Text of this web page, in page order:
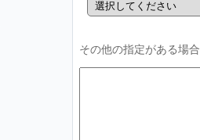
その他の指定がある場